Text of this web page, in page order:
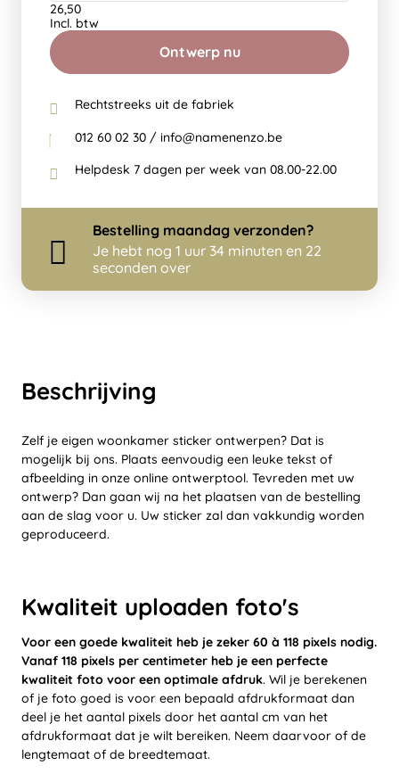
Beschrijving
Zelf je eigen woonkamer sticker ontwerpen? Dat is
mogelijk bij ons. Plaats eenvoudig een leuke tekst of
afbeelding in onze online ontwerptool. Tevreden met uw
ontwerp? Dan gaan wij na het plaatsen van de bestelling
aan de slag voor u. Uw sticker zal dan vakkundig worden
geproduceerd.
Kwaliteit uploaden foto's
Voor een goede kwaliteit heb je zeker 60 à 118 pixels nodig.
Vanaf 118 pixels per centimeter heb je een perfecte
kwaliteit foto voor een optimale afdruk. Wil je berekenen
of je foto goed is voor een bepaald afdrukformaat dan
deel je het aantal pixels door het aantal cm van het
afdrukformaat dat je wilt bereiken. Neem daarvoor of de
lengtemaat of de breedtemaat.
Ontwerp nu
26,50
Incl. btw
Rechtstreeks uit de fabriek
012 60 02 30 / info@namenenzo.be
Helpdesk 7 dagen per week van 08.00-22.00
Bestelling maandag verzonden?
Je hebt nog 1 uur 34 minuten en 22
seconden over